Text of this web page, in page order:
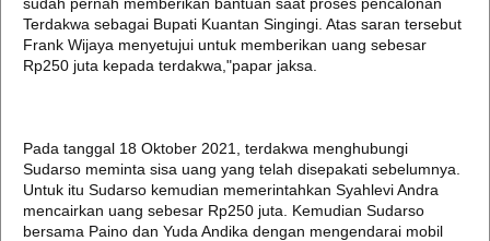
Terdakwa sebagai Bupati Kuantan Singingi. Atas saran tersebut
Frank Wijaya menyetujui untuk memberikan uang sebesar
Rp250 juta kepada terdakwa,"papar jaksa.
Pada tanggal 18 Oktober 2021, terdakwa menghubungi
Sudarso meminta sisa uang yang telah disepakati sebelumnya.
Untuk itu Sudarso kemudian memerintahkan Syahlevi Andra
mencairkan uang sebesar Rp250 juta. Kemudian Sudarso
bersama Paino dan Yuda Andika dengan mengendarai mobil